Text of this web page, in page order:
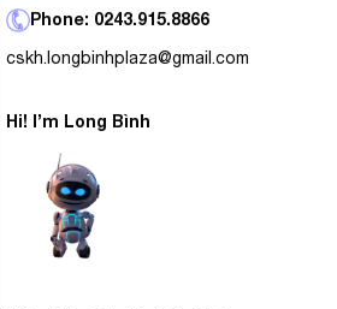
Phone: 0243.915.8866
cskh.longbinhplaza@gmail.com
Hi! I’m Long Bình